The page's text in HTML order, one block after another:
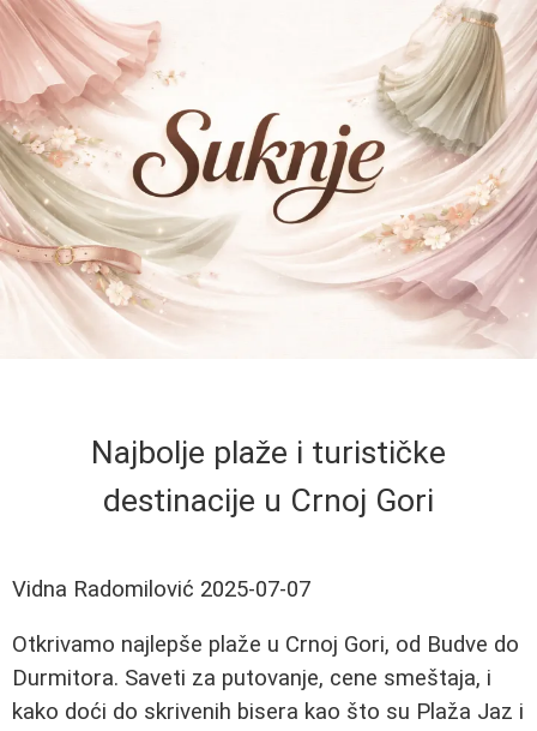
Najbolje plaže i turističke
destinacije u Crnoj Gori
Vidna Radomilović 2025-07-07
Otkrivamo najlepše plaže u Crnoj Gori, od Budve do
Durmitora. Saveti za putovanje, cene smeštaja, i
kako doći do skrivenih bisera kao što su Plaža Jaz i